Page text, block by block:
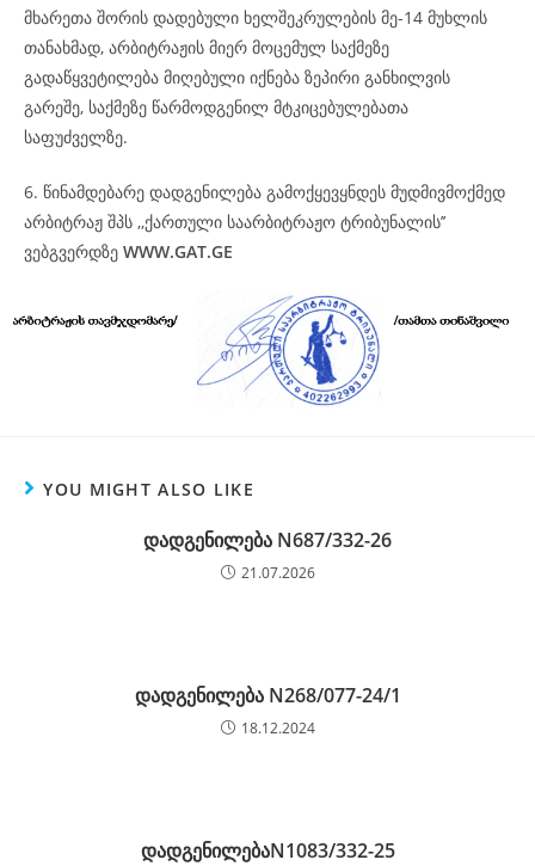
მხარეთა შორის დადებული ხელშეკრულების მე-14 მუხლის
თანახმად, არბიტრაჟის მიერ მოცემულ საქმეზე
გადაწყვეტილება მიღებული იქნება ზეპირი განხილვის
გარეშე, საქმეზე წარმოდგენილ მტკიცებულებათა
საფუძველზე.
6. წინამდებარე დადგენილება გამოქყევყნდეს მუდმივმოქმედ
არბიტრაჟ შპს ,,ქართული საარბიტრაჟო ტრიბუნალის’’
ვებგვერდზე WWW.GAT.GE
YOU MIGHT ALSO LIKE
დადგენილება N687/332-26
21.07.2026
დადგენილება N268/077-24/1
18.12.2024
დადგენილებაN1083/332-25